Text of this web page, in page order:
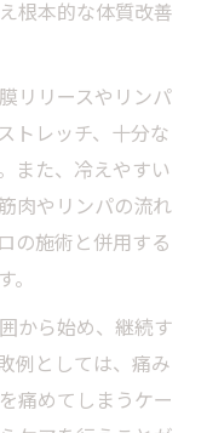
根本的な体質改善
リリースやリンパ
トレッチ、十分な
また、冷えやすい
肉やリンパの流れ
の施術と併用する
から始め、継続す
例としては、痛み
痛めてしまうケー